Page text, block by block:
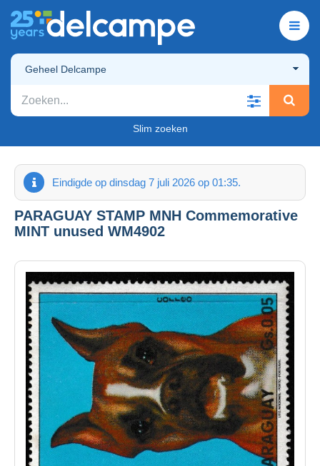
Geheel Delcampe
Slim zoeken
Eindigde op dinsdag 7 juli 2026 op 01:35.
PARAGUAY STAMP MNH Commemorative
MINT unused WM4902